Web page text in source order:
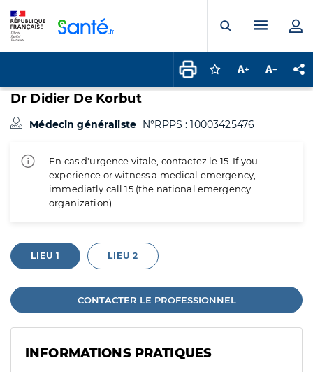
Ouvrir laMenu
Connectez-vous
Augmenter la
Dr Didier De Korbut
Médecin généraliste N°RPPS : 10003425476
En cas d'urgence vitale, contactez le 15. If you
experience or witness a medical emergency,
immediatly call 15 (the national emergency
organization).
LIEU 1 LIEU 2
CONTACTER LE PROFESSIONNEL
INFORMATIONS PRATIQUES